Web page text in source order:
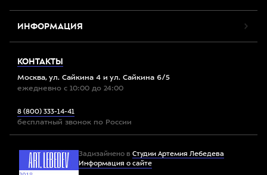
ИНФОРМАЦИЯ
КОНТАКТЫ
Москва, ул. Сайкина 4 и ул. Сайкина 6/5
ежедневно с 10:00 до 24:00
8 (800) 333-14-41
бесплатный звонок по России
Задизайнено в Студии Артемия Лебедева
Информация о сайте